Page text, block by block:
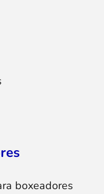
boxeadores